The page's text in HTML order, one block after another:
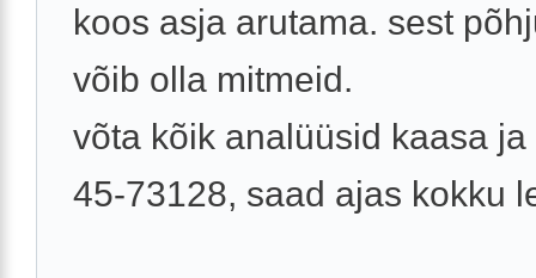
koos asja arutama. sest
võib olla mitmeid.
võta kõik analüüsid kaasa
45-73128, saad ajas kokku